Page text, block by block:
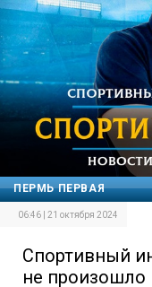
ПЕРМЬ ПЕРВАЯ
06:46 | 21 октября 2024
Спортивный
не произошло